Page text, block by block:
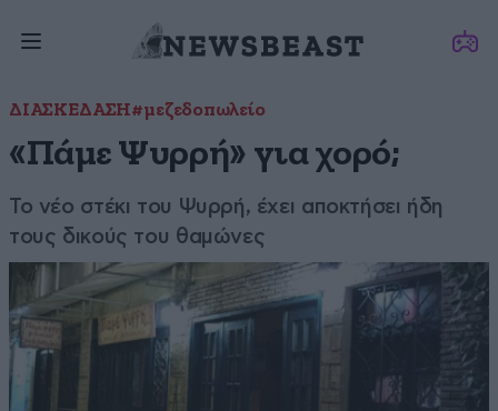
ΔΙΑΣΚΕΔΑΣΗ#μεζεδοπωλείο
«Πάμε Ψυρρή» για χορό;
Το νέο στέκι του Ψυρρή, έχει αποκτήσει ήδη
τους δικούς του θαμώνες